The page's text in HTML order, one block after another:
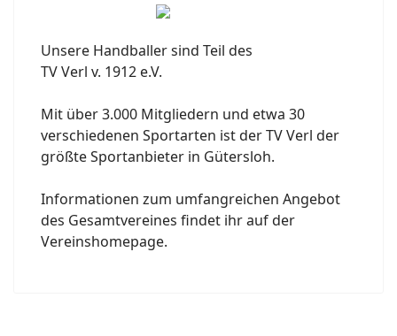
Unsere Handballer sind Teil des
TV Verl v. 1912 e.V.
Mit über 3.000 Mitgliedern und etwa 30
verschiedenen Sportarten ist der TV Verl der
größte Sportanbieter in Gütersloh.
Informationen zum umfangreichen Angebot
des Gesamtvereines findet ihr auf der
Vereinshomepage.